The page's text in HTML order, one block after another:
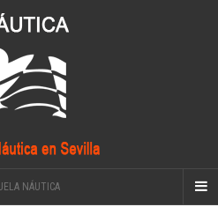
NÁUTICA